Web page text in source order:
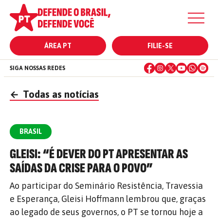
ÁREA PT FILIE-SE
SIGA NOSSAS REDES
← Todas as notícias
BRASIL
GLEISI: “É DEVER DO PT APRESENTAR AS
SAÍDAS DA CRISE PARA O POVO”
Ao participar do Seminário Resistência, Travessia
e Esperança, Gleisi Hoffmann lembrou que, graças
ao legado de seus governos, o PT se tornou hoje a